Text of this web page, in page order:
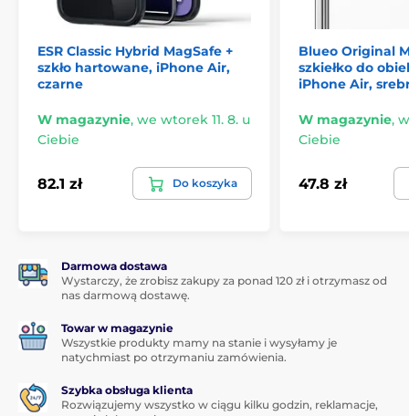
ESR Classic Hybrid MagSafe +
szkło hartowane, iPhone Air,
czarne
W magazynie, we wtorek 11. 8. u
Ciebie
82.1 zł Do koszyka
Blueo Original
szkiełko do
iPhone Air,
W magazynie,
Ciebie
47.8 zł
Darmowa dostawa
Wystarczy, że zrobisz zakupy za ponad 120 zł i otrzymasz od
nas darmową dostawę.
Towar w magazynie
Wszystkie produkty mamy na stanie i wysyłamy je
natychmiast po otrzymaniu zamówienia.
Szybka obsługa klienta
Rozwiązujemy wszystko w ciągu kilku godzin, reklamacje,